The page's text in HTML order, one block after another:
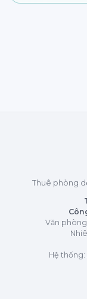
Thuê phòng
Văn
Hệ